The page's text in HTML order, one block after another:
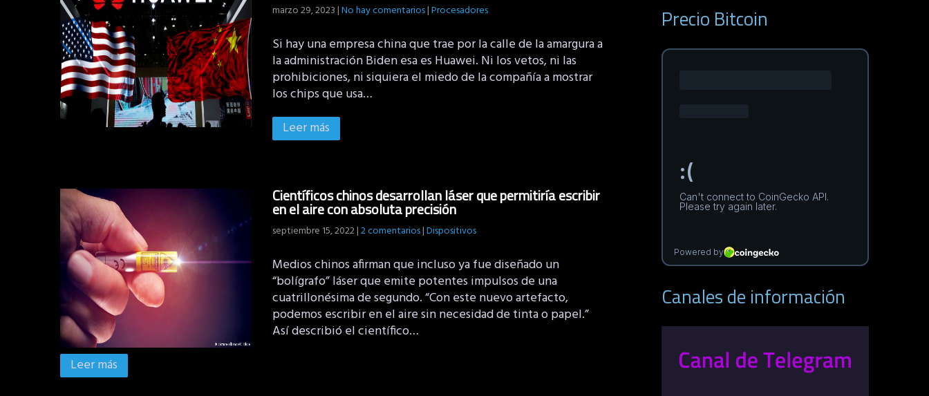
marzo 29, 2023|No hay comentarios|Procesadores
Si hay una empresa china que trae por la calle de la amargura a
la administración Biden esa es Huawei. Ni los vetos, ni las
prohibiciones, ni siquiera el miedo de la compañía a mostrar
los chips que usa…
Leer más
Científicos chinos desarrollan láser que permitiría escribir
en el aire con absoluta precisión
septiembre 15, 2022|2 comentarios|Dispositivos
Medios chinos afirman que incluso ya fue diseñado un
“bolígrafo” láser que emite potentes impulsos de una
cuatrillonésima de segundo. “Con este nuevo artefacto,
podemos escribir en el aire sin necesidad de tinta o papel.”
Así describió el científico…
Leer más
Precio Bitcoin
Canales de información